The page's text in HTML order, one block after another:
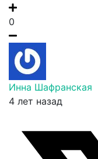
0
Инна Шафранская
4 лет назад